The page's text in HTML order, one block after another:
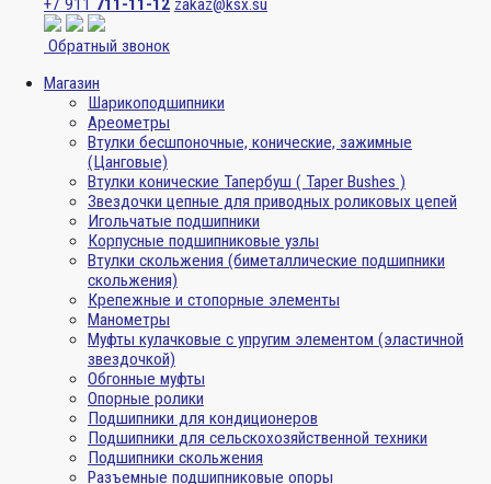
Обратный звонок
Магазин
Шарикоподшипники
Ареометры
Втулки бесшпоночные, конические, зажимные
(Цанговые)
Втулки конические Тапербуш ( Taper Bushes )
Звездочки цепные для приводных роликовых цепей
Игольчатые подшипники
Корпусные подшипниковые узлы
Втулки скольжения (биметаллические подшипники
скольжения)
Крепежные и стопорные элементы
Манометры
Муфты кулачковые с упругим элементом (эластичной
звездочкой)
Обгонные муфты
Опорные ролики
Подшипники для кондиционеров
Подшипники для сельскохозяйственной техники
Подшипники скольжения
Разъемные подшипниковые опоры